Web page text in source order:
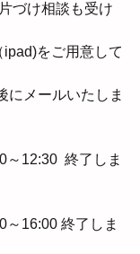
づけ相談も受け
をご用意して
12:30  終了しま
16:00 終了しま